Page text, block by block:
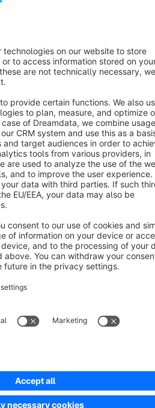
net of the statutory value-added tax